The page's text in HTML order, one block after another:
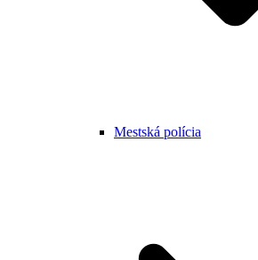
Mestská polícia